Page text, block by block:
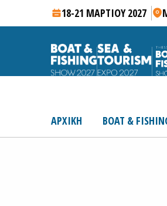
18-21 ΜΑΡΤΙΟΥ 2027
ΑΡΧΙΚΗ BOAT &